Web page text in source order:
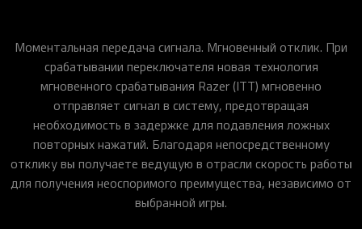
Моментальная передача сигнала. Мгновенный отклик. При
срабатывании переключателя новая технология
мгновенного срабатывания Razer (ITT) мгновенно
отправляет сигнал в систему, предотвращая
необходимость в задержке для подавления ложных
повторных нажатий. Благодаря непосредственному
отклику вы получаете ведущую в отрасли скорость работы
для получения неоспоримого преимущества, независимо от
выбранной игры.